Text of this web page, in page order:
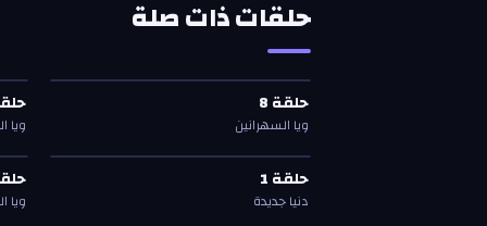
حلقات ذات صلة
حلقة8
—ويا السهرانين حلقة 8 حلقة8
ويا السهرانين ويا
حلقة1
—دنيا جديدة د
دحلقة 1 حلقة1
دنيا جديدة ويا